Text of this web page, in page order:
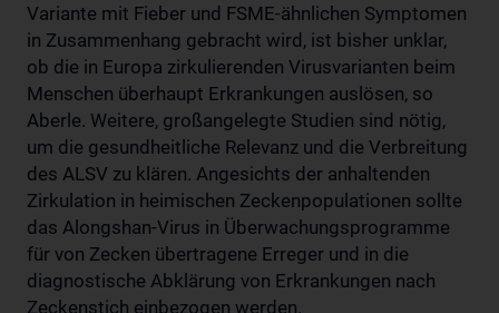
Variante mit Fieber und FSME-ähnlichen Symptomen
in Zusammenhang gebracht wird, ist bisher unklar,
ob die in Europa zirkulierenden Virusvarianten beim
Menschen überhaupt Erkrankungen auslösen, so
Aberle. Weitere, großangelegte Studien sind nötig,
um die gesundheitliche Relevanz und die Verbreitung
des ALSV zu klären. Angesichts der anhaltenden
Zirkulation in heimischen Zeckenpopulationen sollte
das Alongshan-Virus in Überwachungsprogramme
für von Zecken übertragene Erreger und in die
diagnostische Abklärung von Erkrankungen nach
Zeckenstich einbezogen werden.